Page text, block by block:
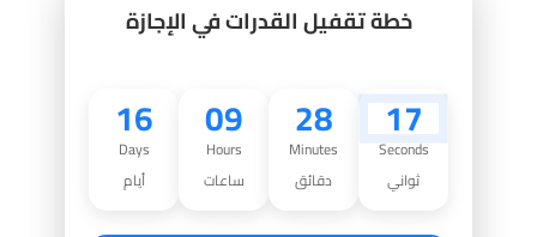
خطة تقفيل القدرات في الإجازة
16
Days
أيام
09
Hours
ساعات
28
Minutes
دقائق
16
Seconds
ثواني